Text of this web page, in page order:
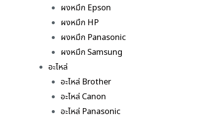
ผงหมึก Epson
ผงหมึก HP
ผงหมึก Panasonic
ผงหมึก Samsung
อะไหล่
อะไหล่ Brother
อะไหล่ Canon
อะไหล่ Panasonic